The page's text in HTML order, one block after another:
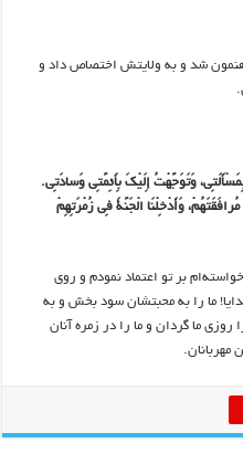
شد و به ولایتش اختصاص داد و
وَتَوَجَّهْتُ إِلَیْکَ بِأَئِمَّتِی وَسادَتِی.
مُرافَقَتَهُمْ، وَأَدْخِلْنَا الْجَنَّةَ فِی زُمْرَتِهِمْ
بر تو اعتماد نمودم و روی
ما را به محبتشان سود بخش و به
روزی ما گردان و ما را در زمره آنان
مهربانان.